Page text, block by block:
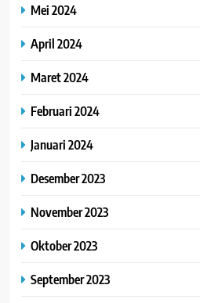
Mei 2024
April 2024
Maret 2024
Februari 2024
Januari 2024
Desember 2023
November 2023
Oktober 2023
September 2023